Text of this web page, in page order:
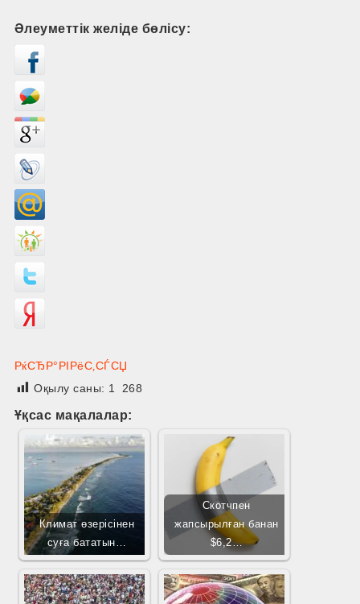
Әлеуметтік желіде бөлісу:
РќСЂР°РІРёС‚СЃСЏ
Оқылу саны: 1 268
Ұқсас мақалалар:
Климат өзерісінен
суға бататын…
Скотчпен
жапсырылған банан
$6,2…